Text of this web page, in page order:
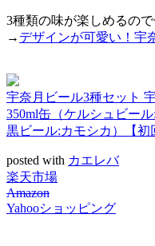
3種類の味が楽しめるの
→ デザインが可愛い！宇
宇奈月ビール3種セット
350ml缶（ケルシュビー
黒ビール:カモシカ）【初
posted with カエレバ
楽天市場
Amazon
Yahooショッピング